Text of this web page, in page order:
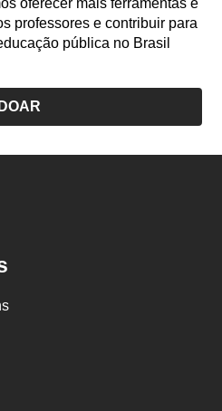
e na organização dos
os colegas, demonstre
de cada um ao jogar,
individualmente.
da atividade, avise as
tempo para encerrar os
terminando para expor sua
um varal na sala ou no
colaborem na organização
a observar os desenhos dos
oferecer mais ferramentas e
professores e contribuir para
pública no Brasil
DOAR